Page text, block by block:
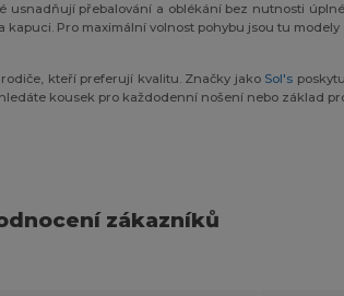
usnadňují přebalování a oblékání bez nutnosti
kapuci. Pro maximální volnost pohybu jsou tu
kteří preferují kvalitu. Značky jako Sol's
kousek pro každodenní nošení nebo základ
zákazníků